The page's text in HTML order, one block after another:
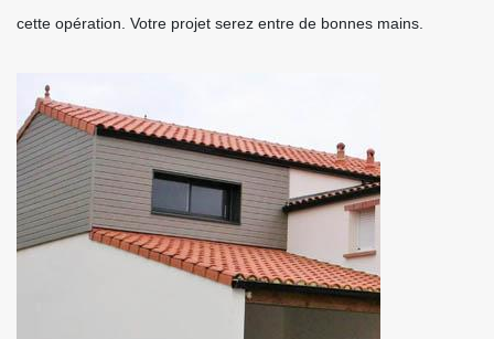
cette opération. Votre projet serez entre de bonnes mains.